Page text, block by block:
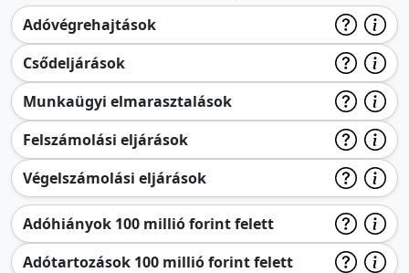
Adóvégrehajtások
Csődeljárások
Munkaügyi elmarasztalások
Felszámolási eljárások
Végelszámolási eljárások
Adóhiányok 100 millió forint felett
Adótartozások 100 millió forint felett